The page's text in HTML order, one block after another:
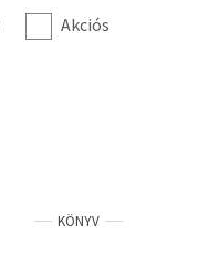
Akciós
KÖNYV